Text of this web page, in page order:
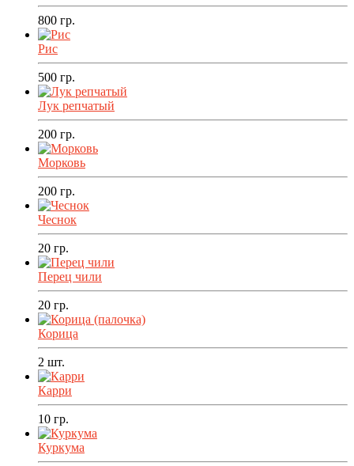
800 гр.
Рис
500 гр.
Лук репчатый
200 гр.
Морковь
200 гр.
Чеснок
20 гр.
Перец чили
20 гр.
Корица
2 шт.
Карри
10 гр.
Куркума